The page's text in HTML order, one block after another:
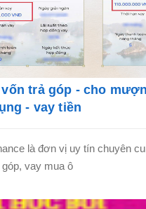
trả góp - cho
- vay tiền
là đơn vị uy tín chuyên
vay mua ô